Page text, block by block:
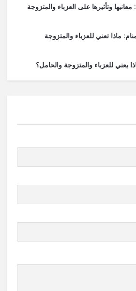
وتأثيرها على العزباء والمتزوجة
ماذا تعني للعزباء والمتزوجة
يعني للعزباء والمتزوجة والحامل؟